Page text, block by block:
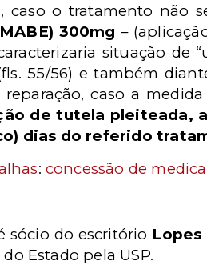
caso o tratamento não
300mg –
situação de
55/56) e também
caso a
de tutela
dias do referido
: concessão de
sócio do escritório Lopes
Estado pela USP.